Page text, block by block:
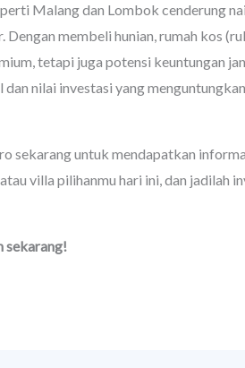
Malang dan Lombok cenderung
membeli hunian, rumah kos
tetapi juga potensi keuntungan
nilai investasi yang
sekarang untuk mendapatkan
villa pilihanmu hari ini, dan jadilah
sekarang!